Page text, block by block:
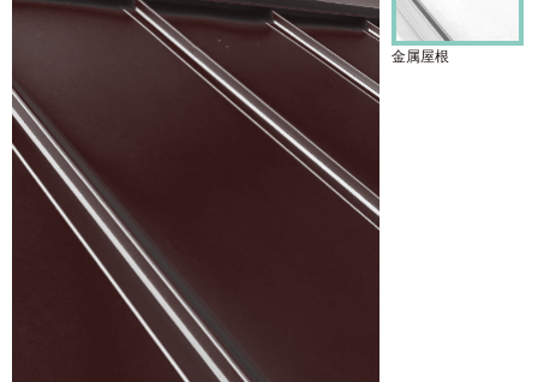
金属屋根